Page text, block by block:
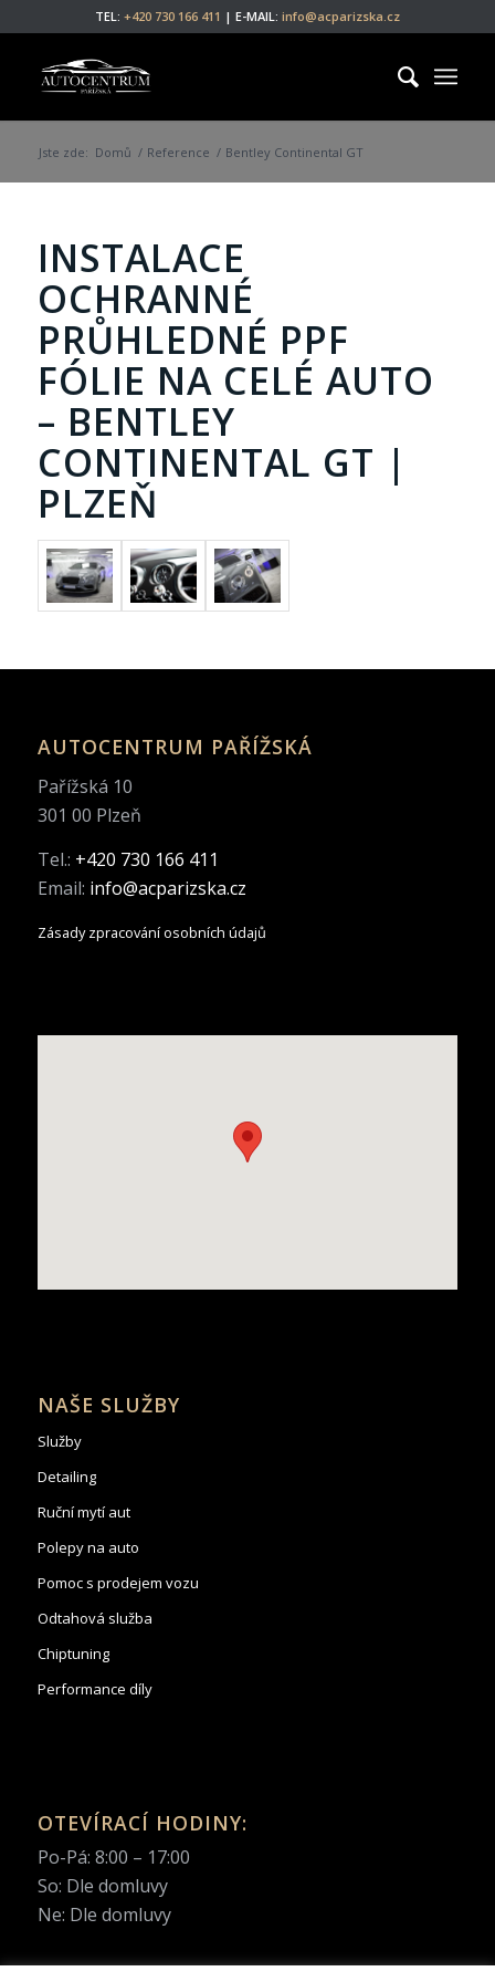
TEL: +420 730 166 411 | E-MAIL: info@acparizska.cz
Jste zde: Domů / Reference / Bentley Continental GT
INSTALACE
OCHRANNÉ
PRŮHLEDNÉ PPF
FÓLIE NA CELÉ AUTO
– BENTLEY
CONTINENTAL GT |
PLZEŇ
AUTOCENTRUM PAŘÍŽSKÁ
Pařížská 10
301 00 Plzeň
Tel.: +420 730 166 411
Email: info@acparizska.cz
Zásady zpracování osobních údajů
NAŠE SLUŽBY
Služby
Detailing
Ruční mytí aut
Polepy na auto
Pomoc s prodejem vozu
Odtahová služba
Chiptuning
Performance díly
OTEVÍRACÍ HODINY:
Po-Pá: 8:00 – 17:00
So: Dle domluvy
Ne: Dle domluvy